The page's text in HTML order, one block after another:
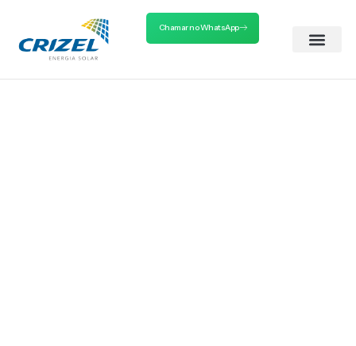
Chamar no WhatsApp